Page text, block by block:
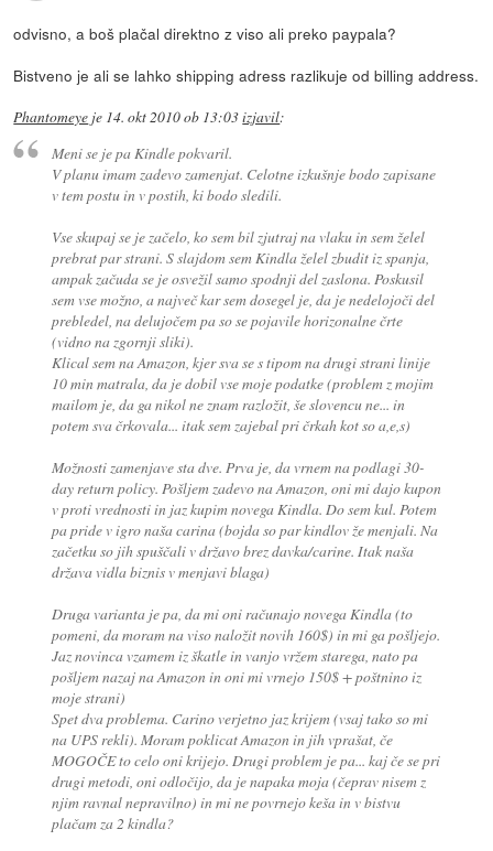
odvisno, a boš plačal direktno z viso ali preko paypala?
Bistveno je ali se lahko shipping adress razlikuje od billing address.
Phantomeye je 14. okt 2010 ob 13:03izjavil:
Meni se je pa Kindle pokvaril.
V planu imam zadevo zamenjat. Celotne izkušnje bodo zapisane
v tem postu in v postih, ki bodo sledili.
Vse skupaj se je začelo, ko sem bil zjutraj na vlaku in sem želel
prebrat par strani. S slajdom sem Kindla želel zbudit iz spanja,
ampak začuda se je osvežil samo spodnji del zaslona. Poskusil
sem vse možno, a največ kar sem dosegel je, da je nedelojoči del
prebledel, na delujočem pa so se pojavile horizonalne črte
(vidno na zgornji sliki).
Klical sem na Amazon, kjer sva se s tipom na drugi strani linije
10 min matrala, da je dobil vse moje podatke (problem z mojim
mailom je, da ga nikol ne znam razložit, še slovencu ne... in
potem sva črkovala... itak sem zajebal pri črkah kot so a,e,s)
Možnosti zamenjave sta dve. Prva je, da vrnem na podlagi 30-
day return policy. Pošljem zadevo na Amazon, oni mi dajo kupon
v proti vrednosti in jaz kupim novega Kindla. Do sem kul. Potem
pa pride v igro naša carina (bojda so par kindlov že menjali. Na
začetku so jih spuščali v državo brez davka/carine. Itak naša
država vidla biznis v menjavi blaga)
Druga varianta je pa, da mi oni računajo novega Kindla (to
pomeni, da moram na viso naložit novih 160$) in mi ga pošljejo.
Jaz novinca vzamem iz škatle in vanjo vržem starega, nato pa
pošljem nazaj na Amazon in oni mi vrnejo 150$ + poštnino iz
moje strani)
Spet dva problema. Carino verjetno jaz krijem (vsaj tako so mi
na UPS rekli). Moram poklicat Amazon in jih vprašat, če
MOGOČE to celo oni krijejo. Drugi problem je pa... kaj če se pri
drugi metodi, oni odločijo, da je napaka moja (čeprav nisem z
njim ravnal nepravilno) in mi ne povrnejo keša in v bistvu
plačam za 2 kindla?